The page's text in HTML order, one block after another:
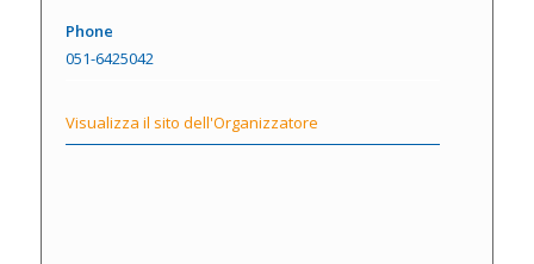
Phone
051-6425042
Visualizza il sito dell'Organizzatore